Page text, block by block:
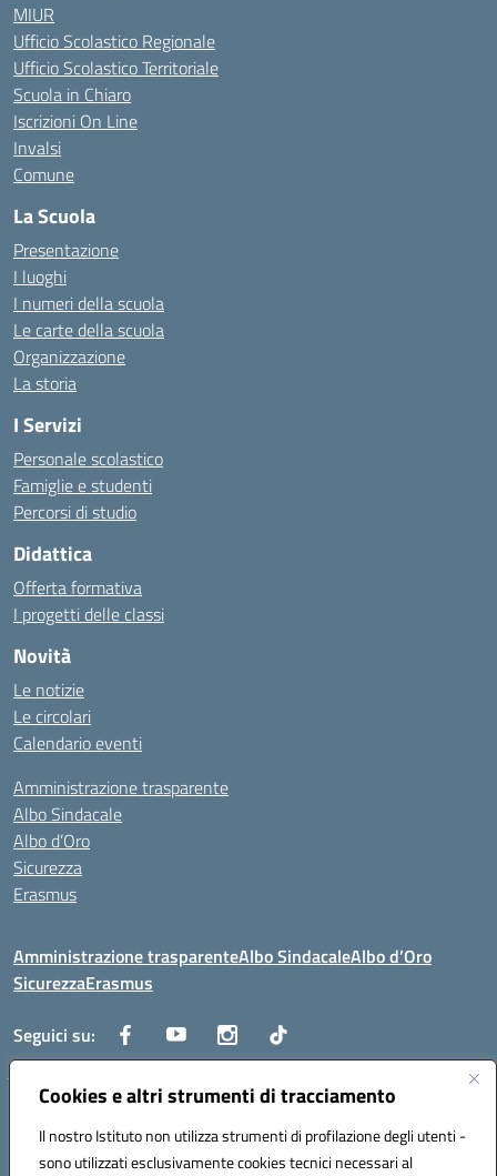
Cookies e altri strumenti di tracciamento
Il nostro Istituto non utilizza strumenti di profilazione degli utenti -
sono utilizzati esclusivamente cookies tecnici necessari al
MIUR
Ufficio Scolastico Regionale
Ufficio Scolastico Territoriale
Scuola in Chiaro
Iscrizioni On Line
Invalsi
Comune
La Scuola
Presentazione
I luoghi
I numeri della scuola
Le carte della scuola
Organizzazione
La storia
I Servizi
Personale scolastico
Famiglie e studenti
Percorsi di studio
Didattica
Offerta formativa
I progetti delle classi
Novità
Le notizie
Le circolari
Calendario eventi
Amministrazione trasparente
Albo Sindacale
Albo d’Oro
Sicurezza
Erasmus
Amministrazione trasparenteAlbo SindacaleAlbo d’Oro
SicurezzaErasmus
Seguici su:
Centralino:0885.426034 Email:FGTD02000P@istruzione.it
Posta elettronica certificata (PEC):fgtd02000p@pec.istruzione.it